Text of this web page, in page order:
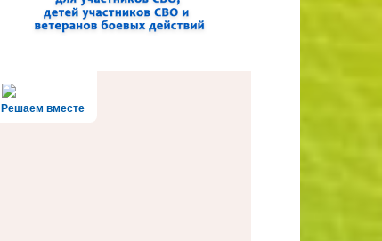
Решаем вместе